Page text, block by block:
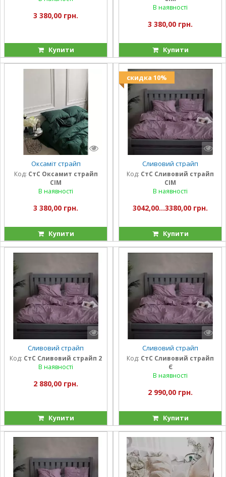
3 380,00 грн.
Купити
В наявності
3 380,00 грн.
Купити
Оксаміт страйп
Код: СтС Оксамит страйп
СІМ
В наявності
3 380,00 грн.
Купити
скидка 10%
Сливовий страйп
Код: СтС Сливовий страйп
СІМ
В наявності
3042,00...3380,00 грн.
Купити
Сливовий страйп
Код: СтС Сливовий страйп 2
В наявності
2 880,00 грн.
Купити
Сливовий страйп
Код: СтС Сливовий страйп
Є
В наявності
2 990,00 грн.
Купити